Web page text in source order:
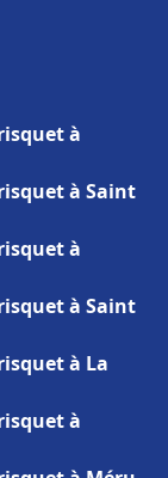
à
à Saint
à
à Saint
à La
à